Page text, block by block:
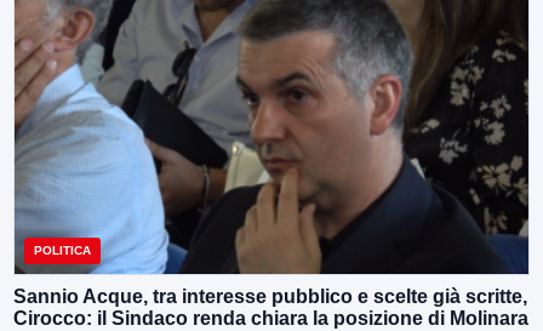
POLITICA
Sannio Acque, tra interesse pubblico e scelte già scritte,
Cirocco: il Sindaco renda chiara la posizione di Molinara